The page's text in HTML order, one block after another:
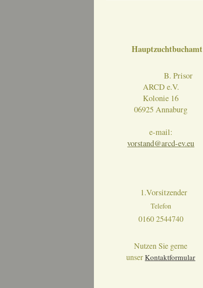
Hauptzuchtbuchamt
B. Prisor
ARCD e.V.
Kolonie 16
06925 Annaburg
e-mail:
vorstand@arcd-ev.eu
1.Vorsitzender
Telefon
0160 2544740
Nutzen Sie gerne
unser Kontaktformular